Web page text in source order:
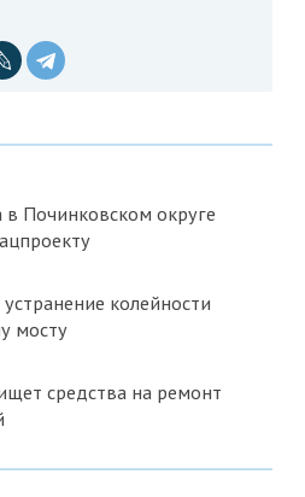
Починковском округе
колейности
мосту
средства на ремонт